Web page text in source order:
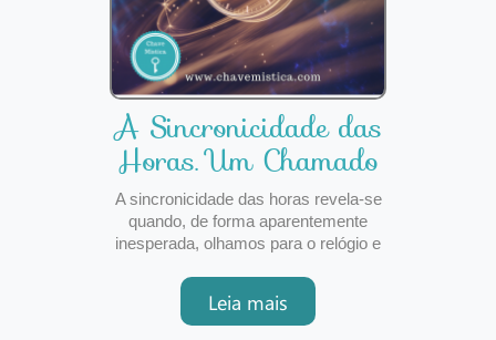
A Sincronicidade das
Horas. Um Chamado
Espiritual
A sincronicidade das horas revela-se
quando, de forma aparentemente
inesperada, olhamos para o relógio e
espelhados, como 11:11, 22:22, 12:21
ou 17:17. Estes momentos captam a
nossa atenção como pequenos
Leia mais